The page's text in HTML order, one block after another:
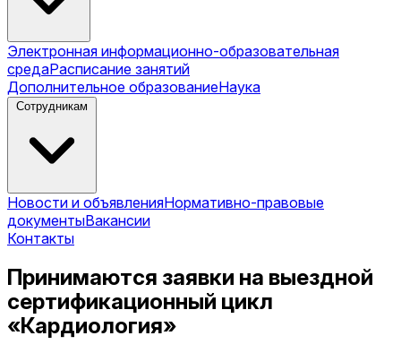
Электронная информационно-образовательная
средаРасписание занятий
Дополнительное образованиеНаука
Сотрудникам
Новости и объявленияНормативно-правовые
документыВакансии
Контакты
Принимаются заявки на выездной
сертификационный цикл
«Кардиология»